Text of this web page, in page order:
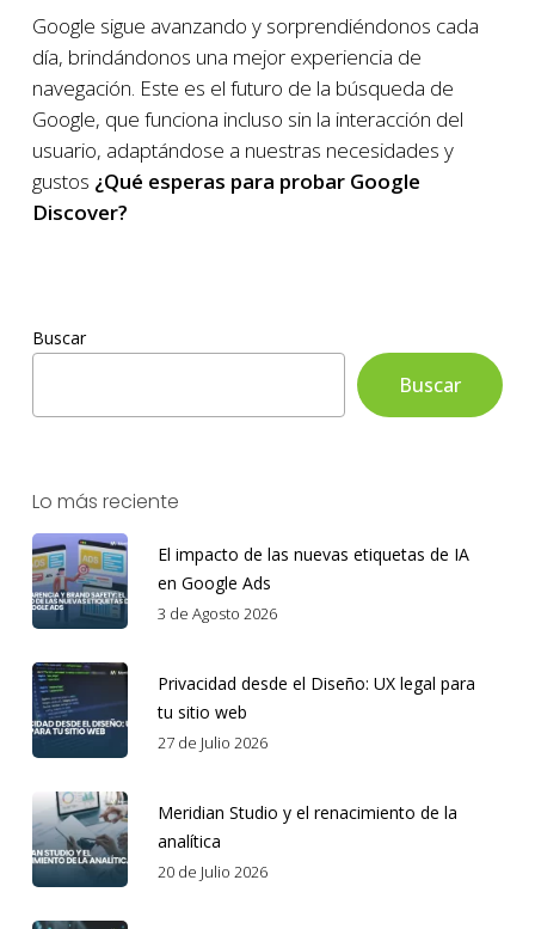
Google sigue avanzando y sorprendiéndonos cada
día, brindándonos una mejor experiencia de
navegación. Este es el futuro de la búsqueda de
Google, que funciona incluso sin la interacción del
usuario, adaptándose a nuestras necesidades y
gustos ¿Qué esperas para probar Google
Discover?
Buscar
Buscar
Lo más reciente
El impacto de las nuevas etiquetas de IA
en Google Ads
3 de Agosto 2026
Privacidad desde el Diseño: UX legal para
tu sitio web
27 de Julio 2026
Meridian Studio y el renacimiento de la
analítica
20 de Julio 2026